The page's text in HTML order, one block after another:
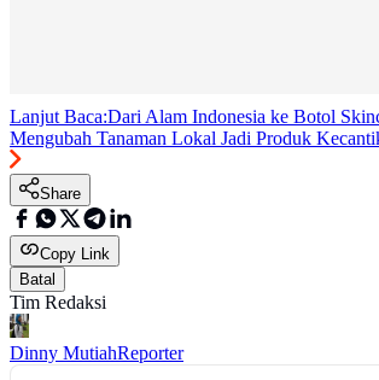
Lanjut Baca:Dari Alam Indonesia ke Botol
Mengubah Tanaman Lokal Jadi Produk
Share
Copy Link
Batal
Tim Redaksi
Dinny MutiahReporter